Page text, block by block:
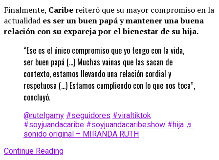
Finalmente, Caribe reiteró que su mayor compromiso en la
actualidad es ser un buen papá y mantener una buena
relación con su expareja por el bienestar de su hija.
“Ese es el único compromiso que yo tengo con la vida,
ser buen papá (…) Muchas vainas que las sacan de
contexto, estamos llevando una relación cordial y
respetuosa (…) Estamos cumpliendo con lo que nos toca”,
concluyó.
@rutelgamy #seguidores #viraltiktok
#soyjuandacaribe #soyjuandacaribeshow #hija ♬
sonido original – MIRANDA RUTH
Continue Reading